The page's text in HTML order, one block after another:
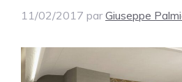
11/02/2017 par Giuseppe